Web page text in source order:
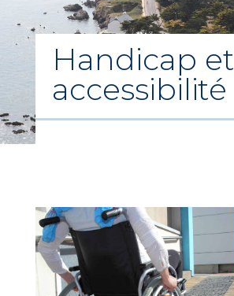
Handicap et
accessibilité